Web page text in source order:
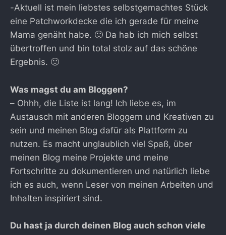
-Aktuell ist mein liebstes selbstgemachtes Stück
eine Patchworkdecke die ich gerade für meine
Mama genäht habe. 🙂 Da hab ich mich selbst
übertroffen und bin total stolz auf das schöne
Ergebnis. 🙂
Was magst du am Bloggen?
– Ohhh, die Liste ist lang! Ich liebe es, im
Austausch mit anderen Bloggern und Kreativen zu
sein und meinen Blog dafür als Plattform zu
nutzen. Es macht unglaublich viel Spaß, über
meinen Blog meine Projekte und meine
Fortschritte zu dokumentieren und natürlich liebe
ich es auch, wenn Leser von meinen Arbeiten und
Inhalten inspiriert sind.
Du hast ja durch deinen Blog auch schon viele